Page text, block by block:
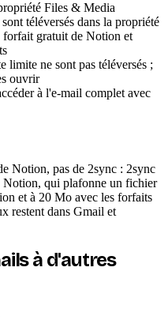
Files & Media
téléversés dans la propriété
forfait gratuit de Notion et
limite ne sont pas téléversés ;
ouvrir
à l'e-mail complet avec
Notion, pas de 2sync : 2sync
qui plafonne un fichier
et à 20 Mo avec les forfaits
restent dans Gmail et
à d'autres